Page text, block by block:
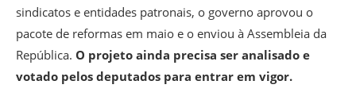
sindicatos e entidades patronais, o governo aprovou o
pacote de reformas em maio e o enviou à Assembleia da
República. O projeto ainda precisa ser analisado e
votado pelos deputados para entrar em vigor.